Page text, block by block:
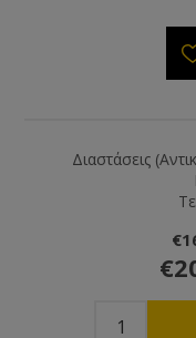
Διαστάσεις